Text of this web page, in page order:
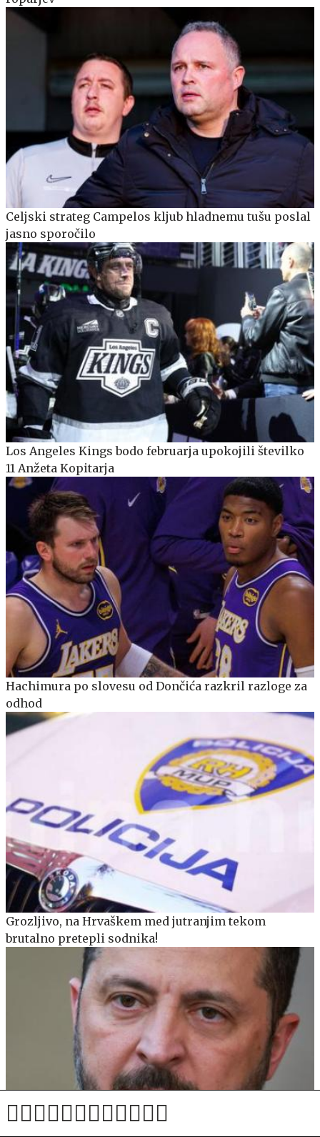
Celjski strateg Campelos kljub hladnemu tušu poslal
jasno sporočilo
Los Angeles Kings bodo februarja upokojili številko
11 Anžeta Kopitarja
Hachimura po slovesu od Dončića razkril razloge za
odhod
Grozljivo, na Hrvaškem med jutranjim tekom
brutalno pretepli sodnika!